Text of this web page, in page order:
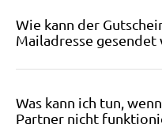
Wie kann der
Mailadresse gesendet
Was kann ich tun,
Partner nicht